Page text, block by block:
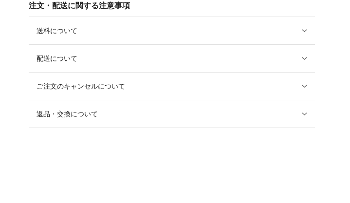
注文・配送に関する注意事項
送料について
配送について
ご注文のキャンセルについて
返品・交換について